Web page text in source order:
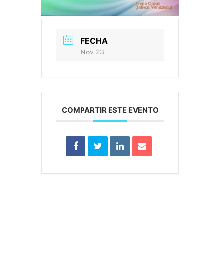
FECHA
Nov 23
COMPARTIR ESTE EVENTO